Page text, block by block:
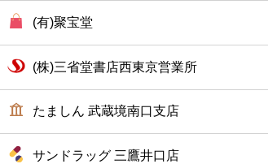
ホテル
(有)聚宝堂
(株)三省堂書店西東京営業所
たましん 武蔵境南口支店
サンドラッグ 三鷹井口店